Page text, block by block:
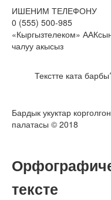
ИШЕНИМ ТЕЛЕФОНУ
0 (555) 500-985
«Кыргызтелеком»
чалуу акысыз
Текстте ката
Бардык укуктар
палатасы © 2018
тексте